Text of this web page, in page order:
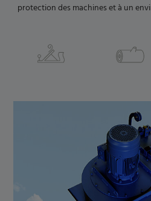
protection des machines et à un